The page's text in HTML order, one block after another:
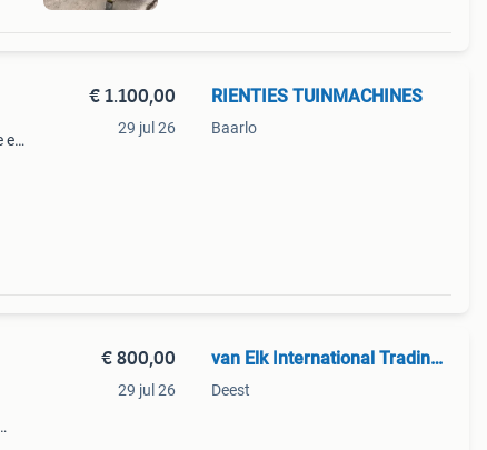
€ 1.100,00
29 jul 26
RIENTIES TUINMACHINES
Baarlo
€ 800,00
29 jul 26
van Elk International Trading BV
Deest